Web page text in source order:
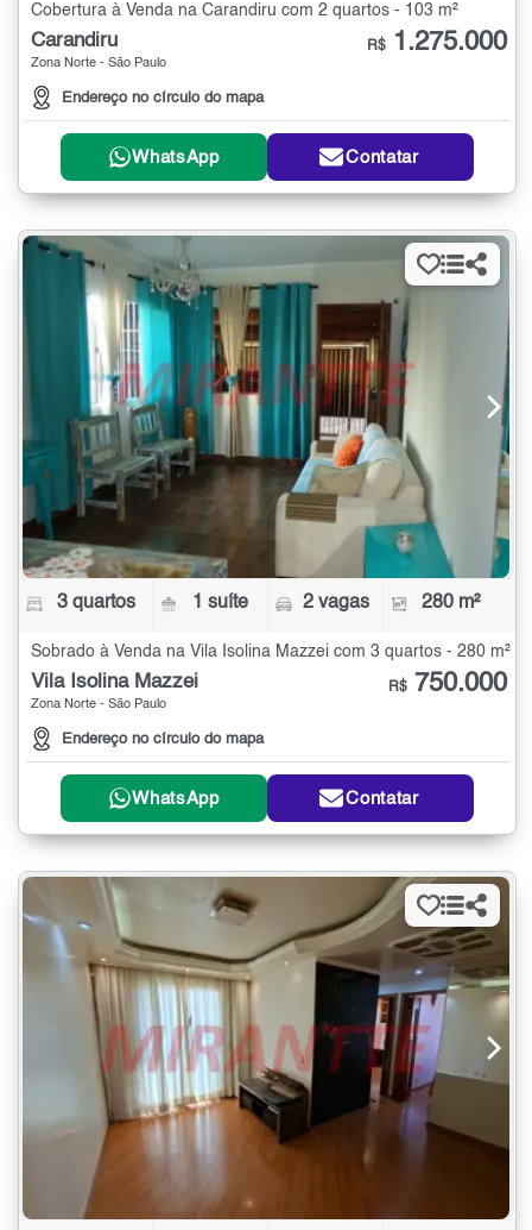
Cobertura à Venda na Carandiru com 2 quartos - 103 m²
Carandiru
Zona Norte - São Paulo
Endereço no círculo do mapa
R$ 1.275.000
WhatsApp Contatar
3 quartos 1 suíte 2 vagas 280 m²
Sobrado à Venda na Vila Isolina Mazzei com 3 quartos - 280 m²
Vila Isolina Mazzei
Zona Norte - São Paulo
Endereço no círculo do mapa
R$ 750.000
WhatsApp Contatar